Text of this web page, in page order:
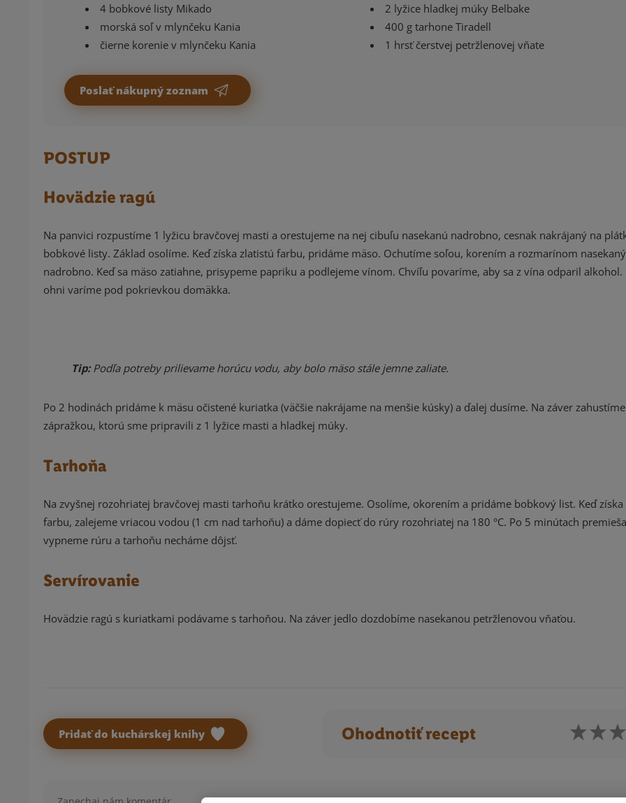
4 bobkové listy Mikado
morská soľ v mlynčeku Kania
čierne korenie v mlynčeku Kania
2 lyžice hladkej múky Belbake
400 g tarhone Tiradell
1 hrsť čerstvej petržlenovej vňate
Poslať nákupný zoznam
POSTUP
Hovädzie ragú
Na panvici rozpustíme 1 lyžicu bravčovej masti a orestujeme na nej cibuľu nasekanú nadrobno, cesnak nakrájaný na
bobkové listy. Základ osolíme. Keď získa zlatistú farbu, pridáme mäso. Ochutíme soľou, korením a rozmarínom
nadrobno. Keď sa mäso zatiahne, prisypeme papriku a podlejeme vínom. Chvíľu povaríme, aby sa z vína odparil
ohni varíme pod pokrievkou domäkka.
Tip:Podľa potreby prilievame horúcu vodu, aby bolo mäso stále jemne zaliate.
Po 2 hodinách pridáme k mäsu očistené kuriatka (väčšie nakrájame na menšie kúsky) a ďalej dusíme. Na záver
zápražkou, ktorú sme pripravili z 1 lyžice masti a hladkej múky.
Tarhoňa
Na zvyšnej rozohriatej bravčovej masti tarhoňu krátko orestujeme. Osolíme, okorením a pridáme bobkový list. Keď získa
farbu, zalejeme vriacou vodou (1 cm nad tarhoňu) a dáme dopiecť do rúry rozohriatej na 180 °C. Po 5 minútach
vypneme rúru a tarhoňu necháme dôjsť.
Servírovanie
Hovädzie ragú s kuriatkami podávame s tarhoňou. Na záver jedlo dozdobíme nasekanou petržlenovou vňaťou.
Pridať do kuchárskej knihy Ohodnotiť recept